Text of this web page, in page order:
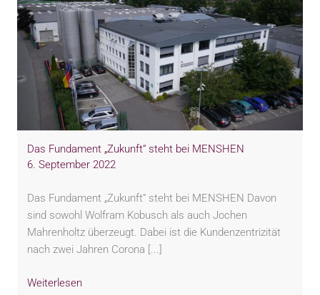
Das Fundament „Zukunft“ steht bei MENSHEN
6. September 2022
Das Fundament „Zukunft“ steht bei MENSHEN Davon
sind sowohl Wolfram Kobusch als auch Jochen
Mahrenholtz überzeugt. Dabei ist die Kundenzentrizität
nach zwei Jahren Corona [...]
Weiterlesen